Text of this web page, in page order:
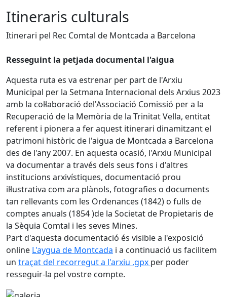
Itineraris culturals
Itinerari pel Rec Comtal de Montcada a Barcelona
Resseguint la petjada documental l'aigua
Aquesta ruta es va estrenar per part de l'Arxiu
Municipal per la Setmana Internacional dels Arxius 2023
amb la col·laboració del'Associació Comissió per a la
Recuperació de la Memòria de la Trinitat Vella, entitat
referent i pionera a fer aquest itinerari dinamitzant el
patrimoni històric de l'aigua de Montcada a Barcelona
des de l'any 2007. En aquesta ocasió, l'Arxiu Municipal
va documentar a través dels seus fons i d'altres
institucions arxivístiques, documentació prou
il·lustrativa com ara plànols, fotografies o documents
tan rellevants com les Ordenances (1842) o fulls de
comptes anuals (1854 )de la Societat de Propietaris de
la Sèquia Comtal i les seves Mines.
Part d'aquesta documentació és visible a l'exposició
online L'aygua de Montcada i a continuació us facilitem
un traçat del recorregut a l'arxiu .gpx per poder
resseguir-la pel vostre compte.